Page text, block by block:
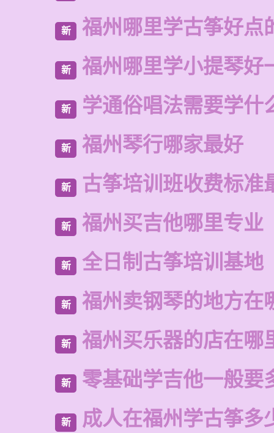
新 福州哪里学古筝好点
新 福州哪里学小提琴好
新 学通俗唱法需要学什
新 福州琴行哪家最好
新 古筝培训班收费标准
新 福州买吉他哪里专业
新 全日制古筝培训基地
新 福州卖钢琴的地方在
新 福州买乐器的店在哪
新 零基础学吉他一般要
新 成人在福州学古筝多